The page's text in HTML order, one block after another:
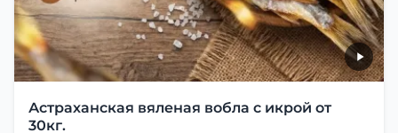
Астраханская вяленая вобла с икрой от
30кг.